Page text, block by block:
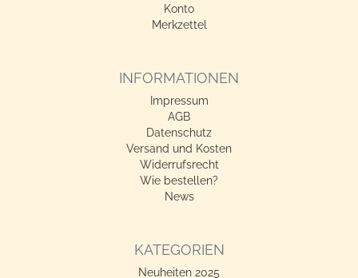
Konto
Merkzettel
INFORMATIONEN
Impressum
AGB
Datenschutz
Versand und Kosten
Widerrufsrecht
Wie bestellen?
News
KATEGORIEN
Neuheiten 2025